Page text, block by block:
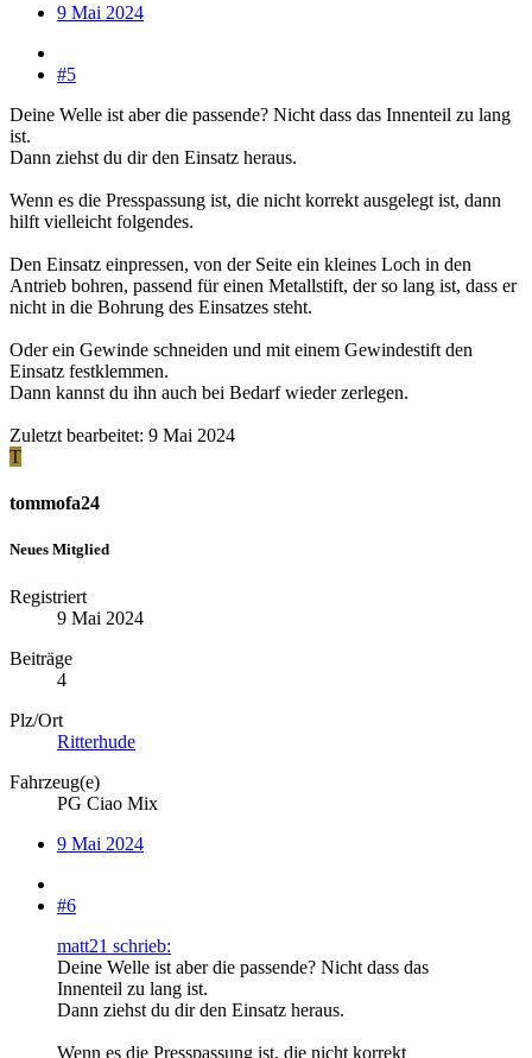
9 Mai 2024
#5
Deine Welle ist aber die passende? Nicht dass das Innenteil zu lang
ist.
Dann ziehst du dir den Einsatz heraus.
Wenn es die Presspassung ist, die nicht korrekt ausgelegt ist, dann
hilft vielleicht folgendes.
Den Einsatz einpressen, von der Seite ein kleines Loch in den
Antrieb bohren, passend für einen Metallstift, der so lang ist, dass er
nicht in die Bohrung des Einsatzes steht.
Oder ein Gewinde schneiden und mit einem Gewindestift den
Einsatz festklemmen.
Dann kannst du ihn auch bei Bedarf wieder zerlegen.
Zuletzt bearbeitet: 9 Mai 2024
T
tommofa24
Neues Mitglied
Registriert
9 Mai 2024
Beiträge
4
Plz/Ort
Ritterhude
Fahrzeug(e)
PG Ciao Mix
9 Mai 2024
#6
matt21 schrieb:
Deine Welle ist aber die passende? Nicht dass das
Innenteil zu lang ist.
Dann ziehst du dir den Einsatz heraus.
Wenn es die Presspassung ist, die nicht korrekt